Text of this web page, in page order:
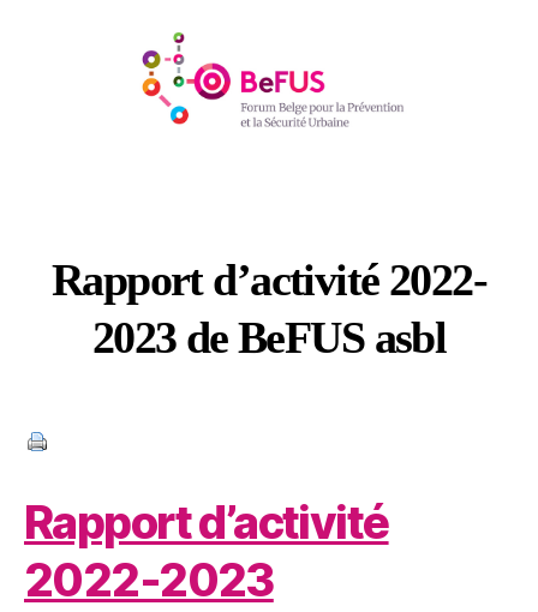
Rapport d’activité 2022-
2023 de BeFUS asbl
Rapport d’activité
2022-2023